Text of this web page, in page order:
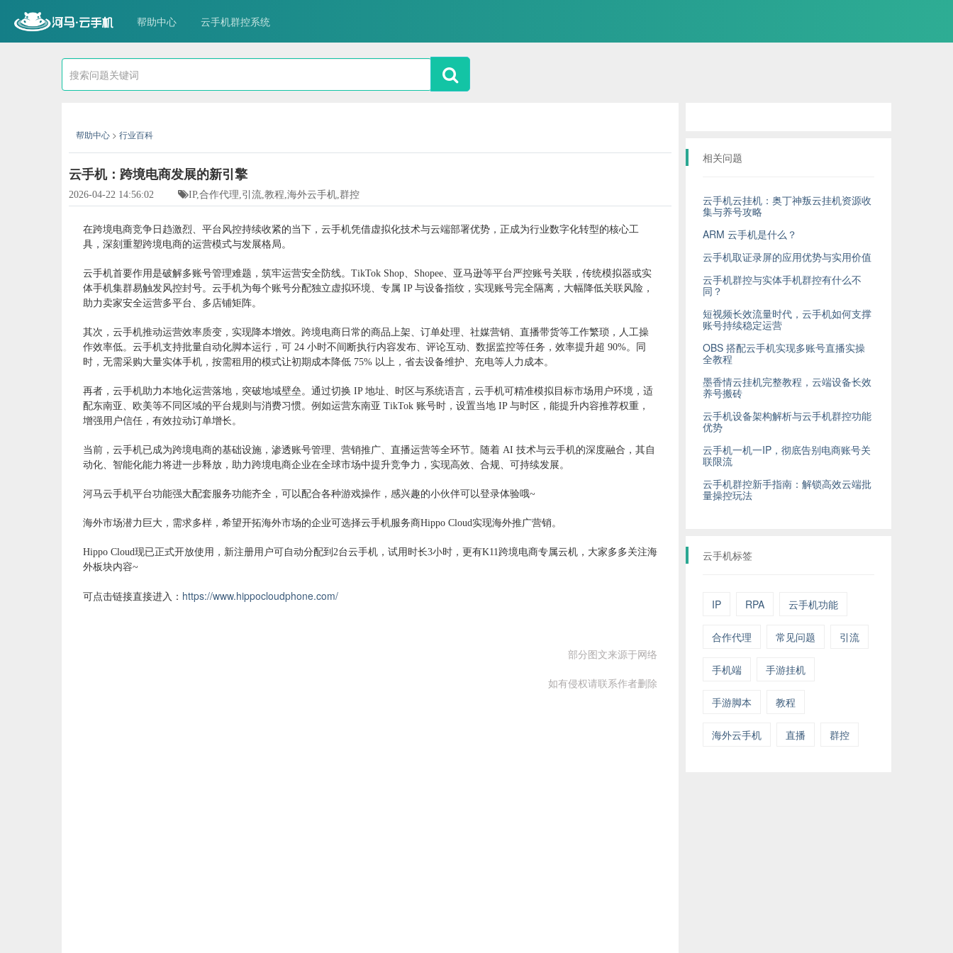
帮助中心 云手机群控系统
相关问题
云手机云挂机：奥丁神叛云挂机资源收
集与养号攻略
ARM 云手机是什么？
云手机取证录屏的应用优势与实用价值
云手机群控与实体手机群控有什么不
同？
短视频长效流量时代，云手机如何支撑
账号持续稳定运营
OBS 搭配云手机实现多账号直播实操
全教程
墨香情云挂机完整教程，云端设备长效
养号搬砖
云手机设备架构解析与云手机群控功能
优势
云手机一机一IP，彻底告别电商账号关
联限流
云手机群控新手指南：解锁高效云端批
量操控玩法
云手机标签
IP RPA 云手机功能
合作代理 常见问题 引流
手机端 手游挂机
手游脚本 教程
海外云手机 直播 群控
帮助中心 > 行业百科
云手机：跨境电商发展的新引擎
2026-04-22 14:56:02 IP,合作代理,引流,教程,海外云手机,群控
在跨境电商竞争日趋激烈、平台风控持续收紧的当下，云手机凭借虚拟化技术与云端部署优势，正成为行业数字化转型的核心工
具，深刻重塑跨境电商的运营模式与发展格局。
云手机首要作用是破解多账号管理难题，筑牢运营安全防线。 TikTok Shop、Shopee、亚马逊等平台严控账号关联，传统模拟器或实
体手机集群易触发风控封号。云手机为每个账号分配独立虚拟环境、专属 IP 与设备指纹，实现账号完全隔离，大幅降低关联风险，
助力卖家安全运营多平台、多店铺矩阵。
其次，云手机推动运营效率质变，实现降本增效。跨境电商日常的商品上架、订单处理、社媒营销、直播带货等工作繁琐，人工操
作效率低。云手机支持批量自动化脚本运行，可 24 小时不间断执行内容发布、评论互动、数据监控等任务，效率提升超 90%。同
时，无需采购大量实体手机，按需租用的模式让初期成本降低 75% 以上，省去设备维护、充电等人力成本。
再者，云手机助力本地化运营落地，突破地域壁垒。通过切换 IP 地址、时区与系统语言，云手机可精准模拟目标市场用户环境，适
配东南亚、欧美等不同区域的平台规则与消费习惯。例如运营东南亚 TikTok 账号时，设置当地 IP 与时区，能提升内容推荐权重，
增强用户信任，有效拉动订单增长。
当前，云手机已成为跨境电商的基础设施，渗透账号管理、营销推广、直播运营等全环节。随着 AI 技术与云手机的深度融合，其自
动化、智能化能力将进一步释放，助力跨境电商企业在全球市场中提升竞争力，实现高效、合规、可持续发展。
河马云手机平台功能强大配套服务功能齐全，可以配合各种游戏操作，感兴趣的小伙伴可以登录体验哦~
海外市场潜力巨大，需求多样，希望开拓海外市场的企业可选择云手机服务商Hippo Cloud实现海外推广营销。
Hippo Cloud现已正式开放使用，新注册用户可自动分配到2台云手机，试用时长3小时，更有K11跨境电商专属云机，大家多多关注海
外板块内容~
可点击链接直接进入： https://www.hippocloudphone.com/
部分图文来源于网络
如有侵权请联系作者删除